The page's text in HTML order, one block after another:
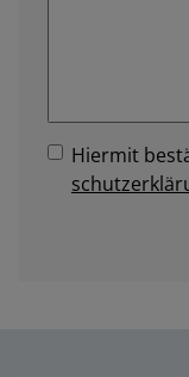
Hiermit